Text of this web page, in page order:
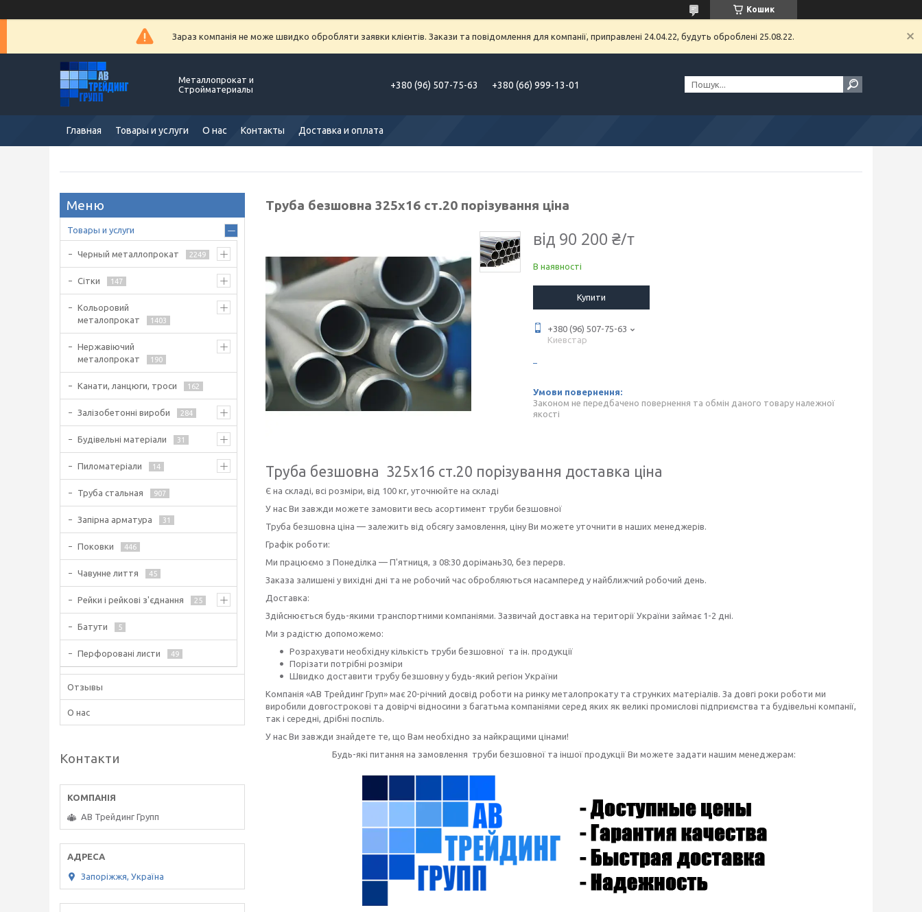
Кошик
Зараз компанія не може швидко обробляти заявки клієнтів. Закази та повідомлення для компанії, приправлені 24.04.22, будуть оброблені 25.08.22.
Металлопрокат и
Стройматериалы
+380 (96) 507-75-63 +380 (66) 999-13-01
Главная Товары и услуги О нас Контакты Доставка и оплата
Труба безшовна 325х16 ст.20 порізування ціна
від 90 200 ₴/т
В наявності
Купити
+380 (96) 507-75-63
Киевстар
Законом не передбачено повернення та обмін даного товару належної
якості
Труба безшовна 325х16 ст.20 порізування доставка ціна
Є на складі, всі розміри, від 100 кг, уточнюйте на складі
У нас Ви завжди можете замовити весь асортимент труби безшовної
Труба безшовна ціна — залежить від обсягу замовлення, ціну Ви можете уточнити в наших менеджерів.
Графік роботи:
Ми працюємо з Понеділка — П'ятниця, з 08:30 дорімань30, без перерв.
Заказа залишені у вихідні дні та не робочий час обробляються насамперед у найближчий робочий день.
Доставка:
Здійснюється будь-якими транспортними компаніями. Зазвичай доставка на території України займає 1-2 дні.
Ми з радістю допоможемо:
Розрахувати необхідну кількість труби безшовної та ін. продукції
Порізати потрібні розміри
Швидко доставити трубу безшовну у будь-який регіон України
Компанія «АВ Трейдинг Груп» має 20-річний досвід роботи на ринку металопрокату та струнких матеріалів. За довгі роки роботи ми
виробили довгострокові та довірчі відносини з багатьма компаніями серед яких як великі промислові підприємства та будівельні компанії,
так і середні, дрібні поспіль.
У нас Ви завжди знайдете те, що Вам необхідно за найкращими цінами!
Будь-які питання на замовлення труби безшовної та іншої продукції Ви можете задати нашим менеджерам:
Товары и услуги
Черный металлопрокат 2249
Сітки 147
Кольоровий
металопрокат
1403
Нержавіючий
металопрокат
190
Канати, ланцюги, троси 162
Залізобетонні вироби 284
Будівельні матеріали 31
Пиломатеріали 14
Труба стальная 907
Запірна арматура 31
Поковки 446
Чавунне лиття 45
Рейки і рейкові з'єднання 25
Батути 5
Перфоровані листи 49
Отзывы
О нас
Контакти
АВ Трейдинг Групп
Запоріжжя, Україна